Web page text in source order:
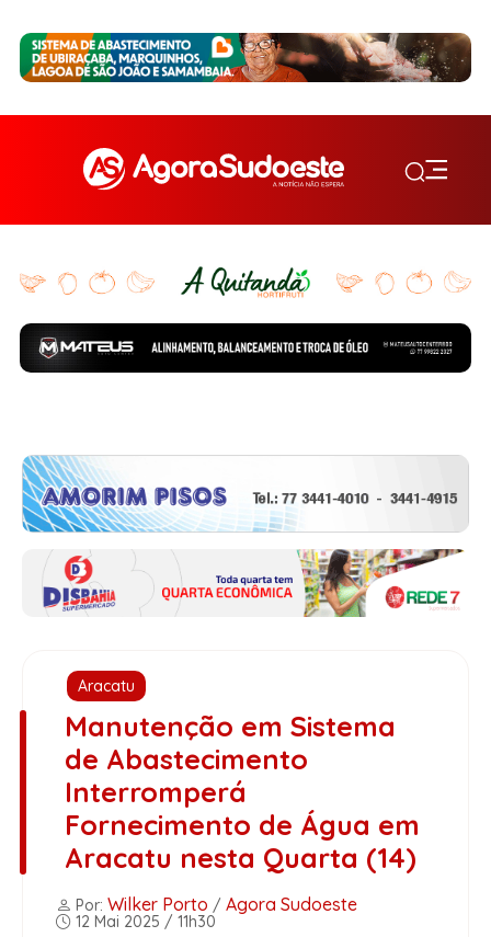
Aracatu
Manutenção em Sistema
de Abastecimento
Interromperá
Fornecimento de Água em
Aracatu nesta Quarta (14)
Por: Wilker Porto / Agora Sudoeste
12 Mai 2025 / 11h30